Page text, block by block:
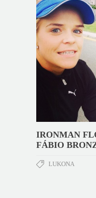
IRONMAN
FÁBIO
LUKONA